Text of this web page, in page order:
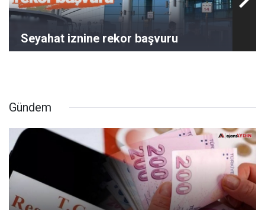
Seyahat iznine rekor başvuru
Gündem